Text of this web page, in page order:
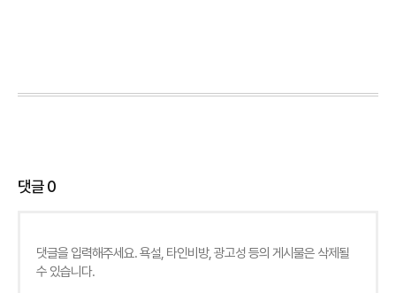
댓글0